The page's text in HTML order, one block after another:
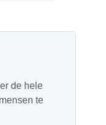
de hele
te